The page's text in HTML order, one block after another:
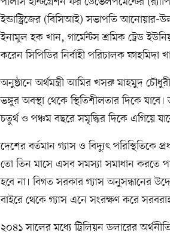
ইন্ডাস্ট্রিজের (বিসিআই) সভাপতি
ইনামুল হক খান, গার্মেন্টস শ্রমিক ট্রেড
করেন সিপিডির নির্বাহী পরিচালক ফাহমিদা
অনুষ্ঠানে অর্থমন্ত্রী আমির খসরু মাহমুদ
ভঙ্গুর অবস্থা থেকে স্থিতিশীলতার দিকে
চতুর্থ ও পঞ্চম বছরে সমৃদ্ধির দিকে এগিয়ে
​​​দেশের বর্তমান গ্যাস ও বিদ্যুৎ পরিস্থিতিকে
তো তিন মাসে এসব সমস্যা সমাধান করতে
হবে না। বিগত সরকার গ্যাস অনুসন্ধানের
বাইরে থেকে গ্যাস এনে সংরক্ষণ করে
২০৪১ সালের মধ্যে ট্রিলিয়ন ডলারের